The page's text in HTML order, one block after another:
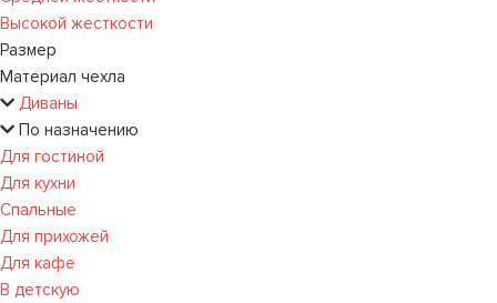
Высокой жесткости
Размер
Материал чехла
Диваны
По назначению
Для гостиной
Для кухни
Спальные
Для прихожей
Для кафе
В детскую